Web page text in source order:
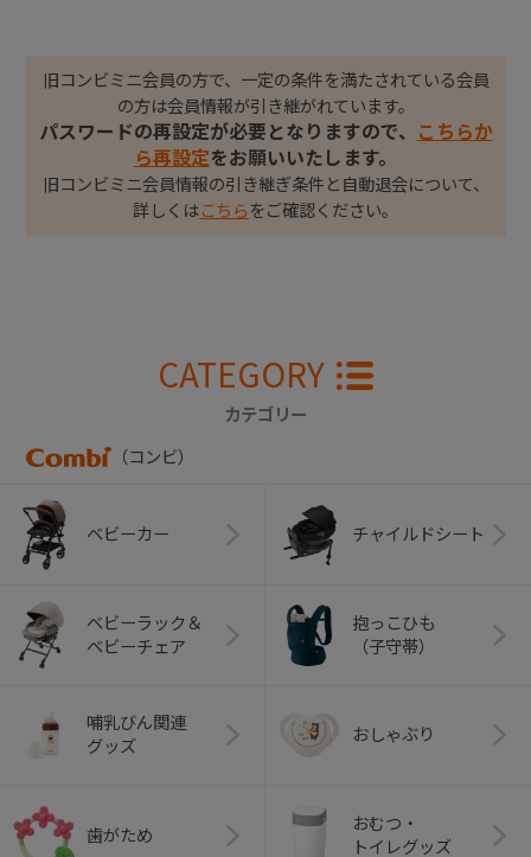
旧コンビミニ会員の方で、一定の条件を満たされている会員
の方は会員情報が引き継がれています。
パスワードの再設定が必要となりますので、
こちらか
ら再設定をお願いいたします。
旧コンビミニ会員情報の引き継ぎ条件と自動退会について、
詳しくはこちら をご確認ください。
CATEGORY
カテゴリー
（コンビ）
ベビーカー チャイルドシート
ベビーラック＆
ベビーチェア
抱っこひも
（子守帯）
哺乳びん関連
グッズ
おしゃぶり
歯がため
おむつ・
トイレグッズ